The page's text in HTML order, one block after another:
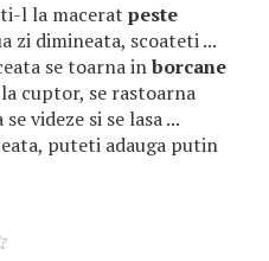
l la macerat peste
zi dimineata, scoateti ...
se toarna inborcane
cuptor, se rastoarna
videze si se lasa ...
puteti adauga putin